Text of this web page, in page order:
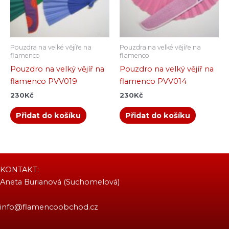
Pouzdra na velké vějíře na
flamenco
Pouzdro na velký vějíř na
flamenco PVV019
230Kč
Přidat do košíku
Pouzdra na velké vějíře na
flamenco
Pouzdro na velký vějíř na
flamenco PVV014
230Kč
Přidat do košíku
KONTAKT:
Aneta Burianová (Suchomelová)
info@flamencoobchod.cz